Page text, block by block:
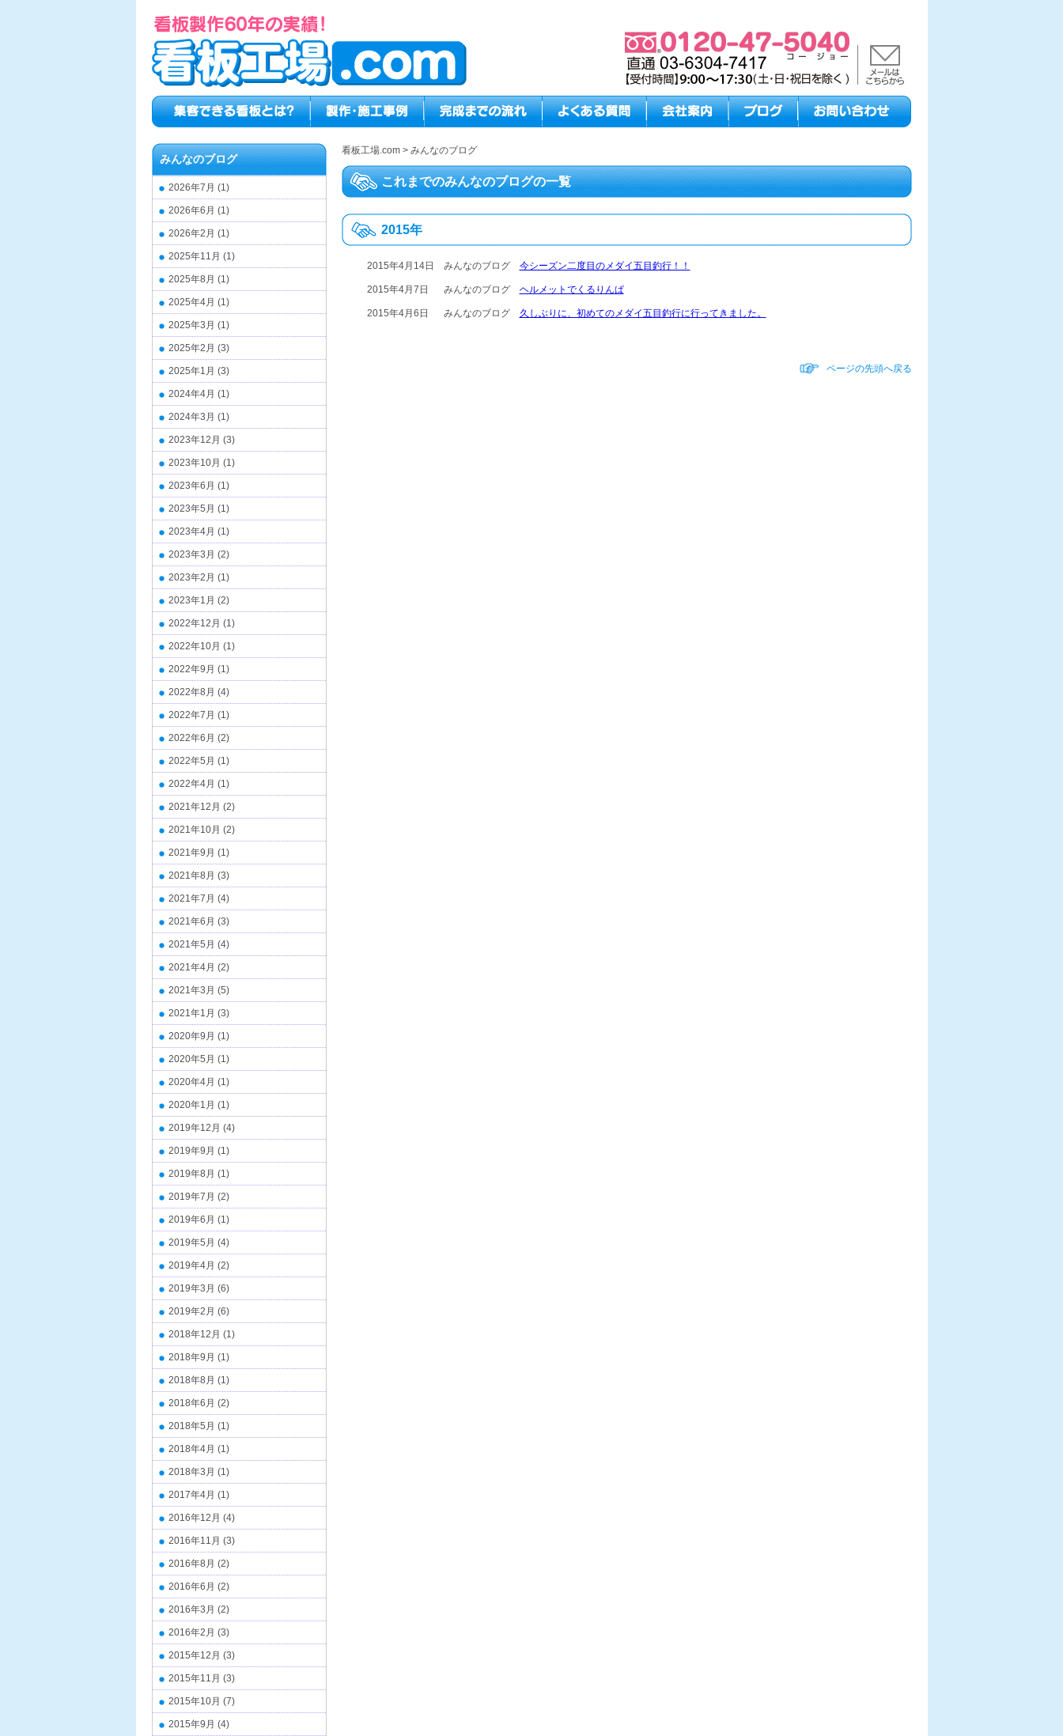
看板工場.com> みんなのブログ
これまでのみんなのブログの一覧
2015年
2015年4月14日 みんなのブログ 今シーズン二度目のメダイ五目釣行！！
2015年4月7日 みんなのブログ ヘルメットでくるりんぱ
2015年4月6日 みんなのブログ 久しぶりに、初めてのメダイ五目釣行に行ってきました。
ページの先頭へ戻る
みんなのブログ
2026年7月 (1)
2026年6月 (1)
2026年2月 (1)
2025年11月 (1)
2025年8月 (1)
2025年4月 (1)
2025年3月 (1)
2025年2月 (3)
2025年1月 (3)
2024年4月 (1)
2024年3月 (1)
2023年12月 (3)
2023年10月 (1)
2023年6月 (1)
2023年5月 (1)
2023年4月 (1)
2023年3月 (2)
2023年2月 (1)
2023年1月 (2)
2022年12月 (1)
2022年10月 (1)
2022年9月 (1)
2022年8月 (4)
2022年7月 (1)
2022年6月 (2)
2022年5月 (1)
2022年4月 (1)
2021年12月 (2)
2021年10月 (2)
2021年9月 (1)
2021年8月 (3)
2021年7月 (4)
2021年6月 (3)
2021年5月 (4)
2021年4月 (2)
2021年3月 (5)
2021年1月 (3)
2020年9月 (1)
2020年5月 (1)
2020年4月 (1)
2020年1月 (1)
2019年12月 (4)
2019年9月 (1)
2019年8月 (1)
2019年7月 (2)
2019年6月 (1)
2019年5月 (4)
2019年4月 (2)
2019年3月 (6)
2019年2月 (6)
2018年12月 (1)
2018年9月 (1)
2018年8月 (1)
2018年6月 (2)
2018年5月 (1)
2018年4月 (1)
2018年3月 (1)
2017年4月 (1)
2016年12月 (4)
2016年11月 (3)
2016年8月 (2)
2016年6月 (2)
2016年3月 (2)
2016年2月 (3)
2015年12月 (3)
2015年11月 (3)
2015年10月 (7)
2015年9月 (4)